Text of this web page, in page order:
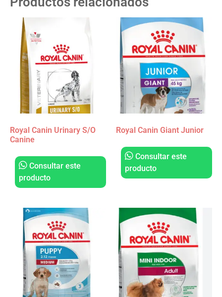
Royal Canin Urinary S/O
Canine
Consultar este
producto
Royal Canin Giant Junior
Consultar este
producto